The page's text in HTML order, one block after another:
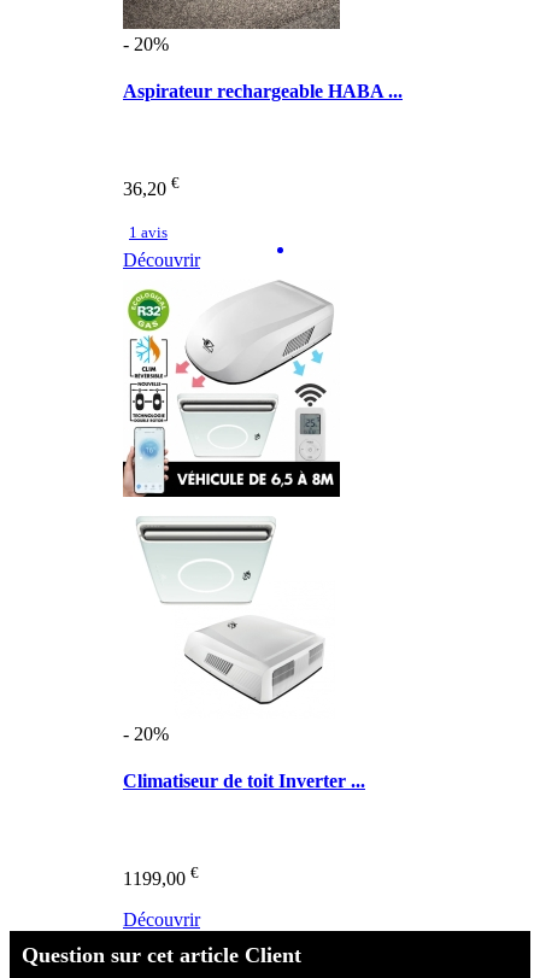
- 20%
Aspirateur rechargeable HABA ...
36,20 €
1 avis
Découvrir
- 20%
Climatiseur de toit Inverter ...
1199,00 €
Découvrir
Question sur cet article Client